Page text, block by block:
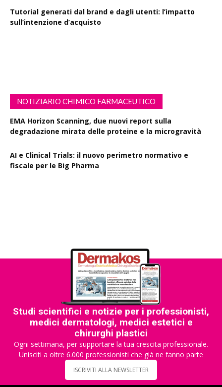
Tutorial generati dal brand e dagli utenti: l’impatto
sull’intenzione d’acquisto
NOTIZIARIO CHIMICO FARMACEUTICO
EMA Horizon Scanning, due nuovi report sulla
degradazione mirata delle proteine e la microgravità
AI e Clinical Trials: il nuovo perimetro normativo e
fiscale per le Big Pharma
Studi scientifici e notizie per i professionisti,
medici dermatologi, medici estetici e
chirurghi plastici
Ogni settimana, per supportare la tua crescita professionale.
Unisciti a oltre 6.000 professionisti che già ne fanno parte
ISCRIVITI ALLA NEWSLETTER